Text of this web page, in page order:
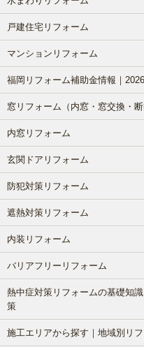
戸建住宅リフォーム
マンションリフォーム
福岡リフォーム補助金情報｜
窓リフォーム（内窓・窓交換・断
内窓リフォーム
玄関ドアリフォーム
防犯対策リフォーム
遮熱対策リフォーム
内装リフォーム
バリアフリーリフォーム
熱中症対策リフォームの基礎知
策
施工エリアから探す｜地域別リ